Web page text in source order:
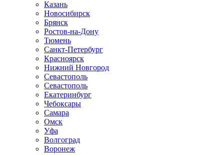
Казань
Новосибирск
Брянск
Ростов-на-Дону
Тюмень
Санкт-Петербург
Красноярск
Нижний Новгород
Севастополь
Севастополь
Екатеринбург
Чебоксары
Самара
Омск
Уфа
Волгоград
Воронеж